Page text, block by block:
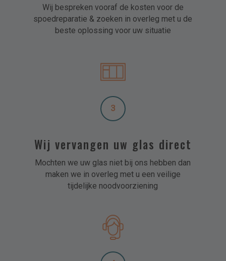
Wij bespreken vooraf de kosten voor de
spoedreparatie & zoeken in overleg met u de
beste oplossing voor uw situatie
3
Wij vervangen uw glas direct
Mochten we uw glas niet bij ons hebben dan
maken we in overleg met u een veilige
tijdelijke noodvoorziening